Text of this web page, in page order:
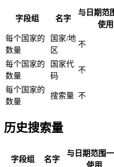
字段组 名字
与日期范
使用
每个国家的
数量
国家/地
区
不
每个国家的
数量
国家代
码
不
每个国家的
数量
搜索量 不
历史搜索量
字段组 名字
与日期范围
使用